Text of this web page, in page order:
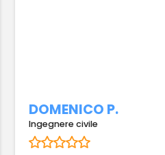
DOMENICO P.
Ingegnere civile